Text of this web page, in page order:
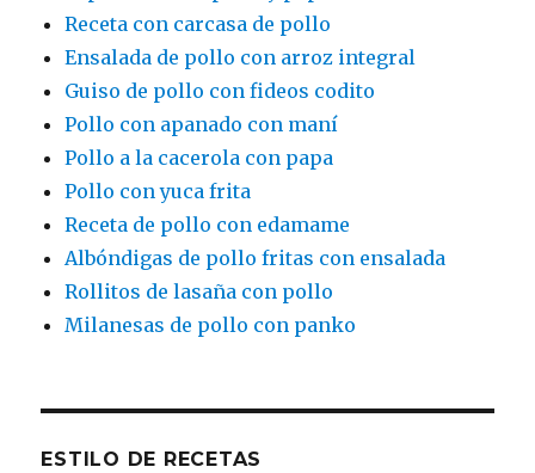
Receta con carcasa de pollo
Ensalada de pollo con arroz integral
Guiso de pollo con fideos codito
Pollo con apanado con maní
Pollo a la cacerola con papa
Pollo con yuca frita
Receta de pollo con edamame
Albóndigas de pollo fritas con ensalada
Rollitos de lasaña con pollo
Milanesas de pollo con panko
ESTILO DE RECETAS